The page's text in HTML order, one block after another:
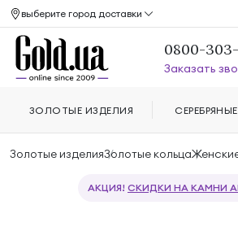
Золотые изделияЗолотые кольца
АКЦИЯ! СКИДКИ НА КАМНИ
выберите город доставки
0800-
Заказать
ЗОЛОТЫЕ ИЗДЕЛИЯ